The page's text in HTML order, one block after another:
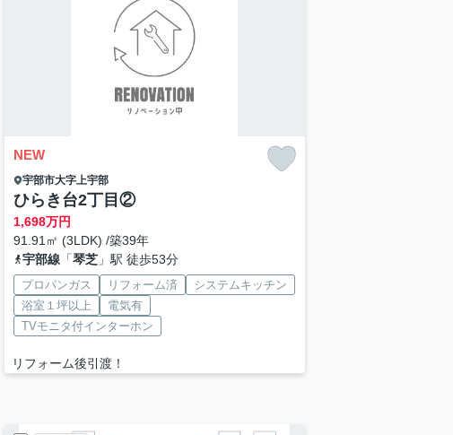
NEW
宇部市大字上宇部
ひらき台2丁目②
1,698万円
91.91㎡ (3LDK) /築39年
宇部線「琴芝」駅 徒歩53分
プロパンガス リフォーム済
システムキッチン
浴室１坪以上
電気有
TVモニタ付インターホン
リフォーム後引渡！